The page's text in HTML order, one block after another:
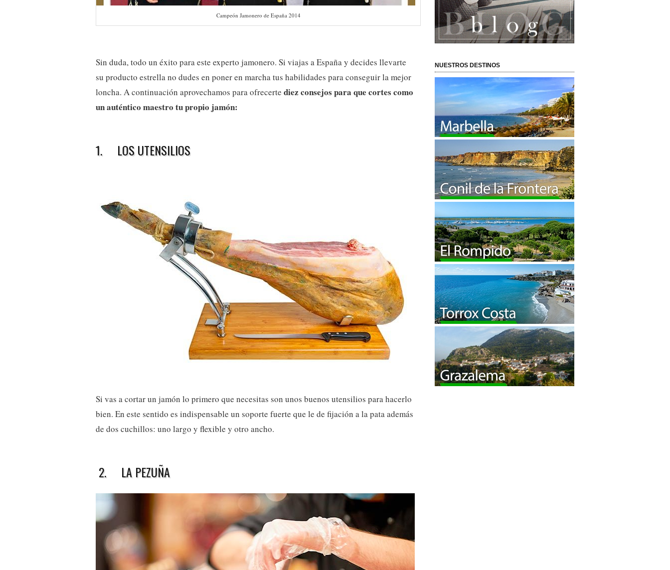
Campeón Jamonero de España 2014
Sin duda, todo un éxito para este experto jamonero. Si viajas a España y decides llevarte
su producto estrella no dudes en poner en marcha tus habilidades para conseguir la mejor
loncha. A continuación aprovechamos para ofrecerte diez consejos para que cortes como
un auténtico maestro tu propio jamón:
1. LOS UTENSILIOS
Si vas a cortar un jamón lo primero que necesitas son unos buenos utensilios para hacerlo
bien. En este sentido es indispensable un soporte fuerte que le de fijación a la pata además
de dos cuchillos: uno largo y flexible y otro ancho.
2. LA PEZUÑA
NUESTROS DESTINOS